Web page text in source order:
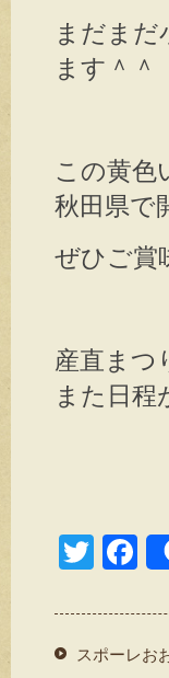
まだま
ます＾＾
この黄色
秋田県で
ぜひご賞
産直まつ
また日
T
tt
er
F
c
e
スポーレ